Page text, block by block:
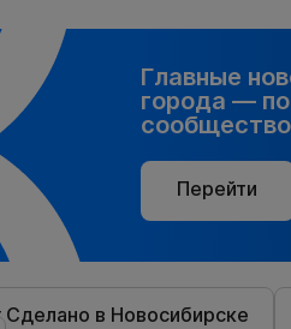
Главные
города —
Перейти
Сделано в Новосибирске